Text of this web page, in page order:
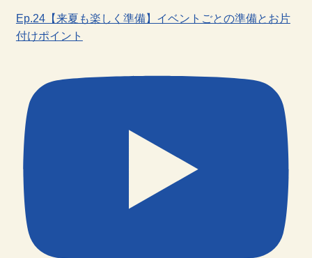
Ep.24【来夏も楽しく準備】イベントごとの準備とお片
付けポイント